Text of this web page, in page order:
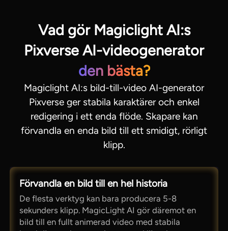
Vad gör Magiclight AI:s
Pixverse AI-videogenerator
den bästa?
Magiclight AI:s bild-till-video AI-generator
Pixverse ger stabila karaktärer och enkel
redigering i ett enda flöde. Skapare kan
förvandla en enda bild till ett smidigt, rörligt
klipp.
Förvandla en bild till en hel historia
De flesta verktyg kan bara producera 5-8
sekunders klipp. MagicLight AI gör däremot en
bild till en fullt animerad video med stabila